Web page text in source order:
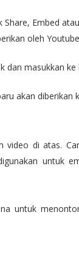
Embed
oleh
dan masukkan ke
akan diberikan
video di atas.
untuk
untuk